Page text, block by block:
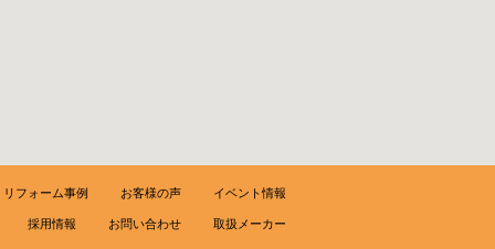
リフォーム事例 お客様の声 イベント情報
採用情報 お問い合わせ 取扱メーカー